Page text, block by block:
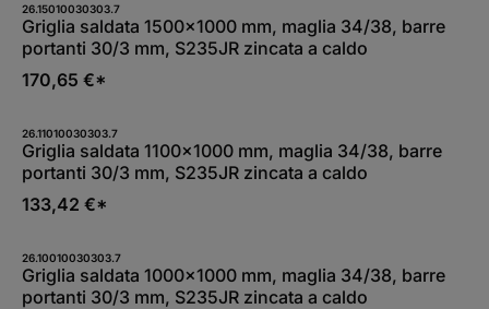
26.15010030303.7
Griglia saldata 1500x1000 mm, maglia 34/38, barre
portanti 30/3 mm, S235JR zincata a caldo
170,65 €*
26.11010030303.7
Griglia saldata 1100x1000 mm, maglia 34/38, barre
portanti 30/3 mm, S235JR zincata a caldo
133,42 €*
26.10010030303.7
Griglia saldata 1000x1000 mm, maglia 34/38, barre
portanti 30/3 mm, S235JR zincata a caldo